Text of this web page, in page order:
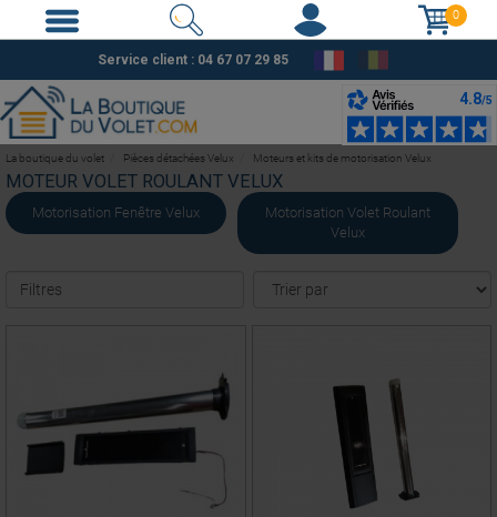
0
Service client : 04 67 07 29 85
MOTEUR VOLET ROULANT VELUX
Motorisation Fenêtre Velux
Motorisation Volet Roulant
Velux
Filtres
La boutique du volet Pièces détachées Velux Moteurs et kits de motorisation Velux